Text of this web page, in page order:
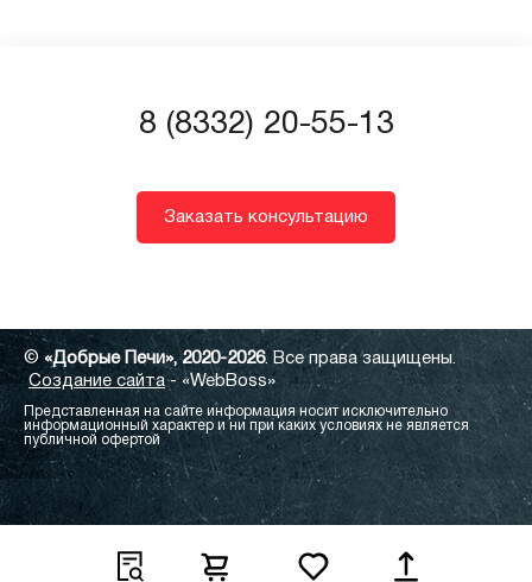
8 (8332) 20-55-13
Заказать консультацию
©«Добрые Печи», 2020-2026. Все права защищены.
Создание сайта- «WebBoss»
Представленная на сайте информация носит исключительно
информационный характер и ни при каких условиях не является
публичной офертой